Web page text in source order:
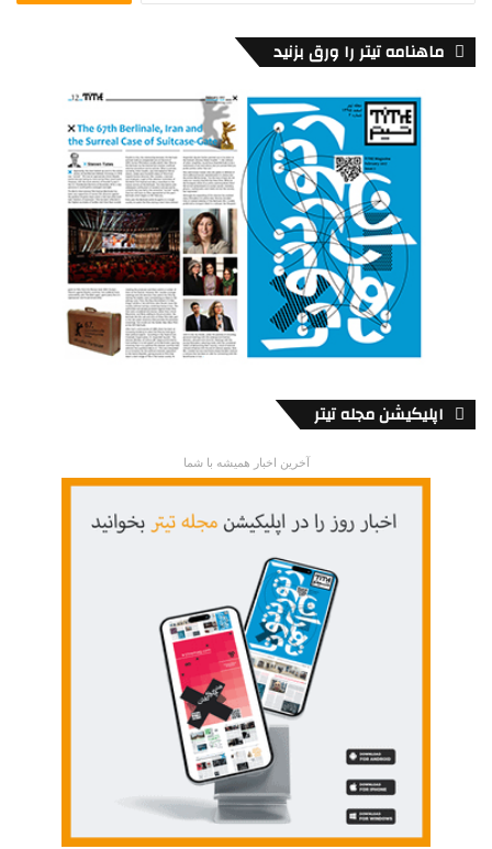
ماهنامه تیتر را ورق بزنید
اپلیکیشن مجله تیتر
آخرین اخبار همیشه با شما